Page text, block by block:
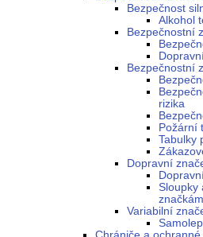
Bezpečnost
Alkohol
Bezpečnostní
Bezpečnostní
rizika
Požární
Tabulky
Dopravní
Sloupky
značkám
Variabilní